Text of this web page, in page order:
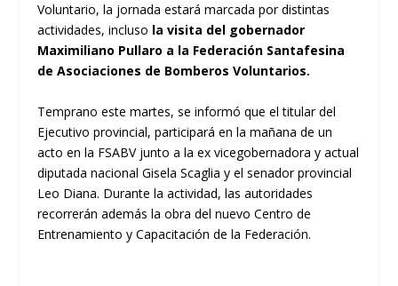
Voluntario, la jornada estará marcada por distintas
actividades, incluso la visita del gobernador
Maximiliano Pullaro a la Federación Santafesina
de Asociaciones de Bomberos Voluntarios.
Temprano este martes, se informó que el titular del
Ejecutivo provincial, participará en la mañana de un
acto en la FSABV junto a la ex vicegobernadora y actual
diputada nacional Gisela Scaglia y el senador provincial
Leo Diana. Durante la actividad, las autoridades
recorrerán además la obra del nuevo Centro de
Entrenamiento y Capacitación de la Federación.